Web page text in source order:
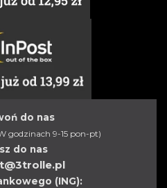
do nas
godzinach 9-15 pon-pt)
do nas
(ING):